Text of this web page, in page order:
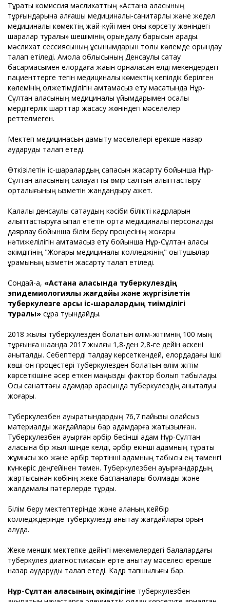
Тұрақты комиссия мәслихаттың «Астана қаласының
тұрғындарына алғашқы медициналық-санитарлық және жедел
медициналық көмектің жай-күйі мен оны көрсету жөніндегі
шаралар туралы» шешімінің орындалу барысын қарады.
мәслихат сессиясының ұсынымдарын толық көлемде орындау
талап етіледі. Ақмола облысының Денсаулық сақтау
басқармасымен елордаға жақын орналасқан елді мекендердегі
пациенттерге тегін медициналық көмектің кепілдік берілген
көлемінің қолжетімділігін қамтамасыз ету мақсатында Нұр-
Сұлтан қаласының медициналық ұйымдарымен қосалқы
мердігерлік шарттар жасасу жөніндегі мәселелер
реттелмеген.
Мектеп медицинасын дамыту мәселелері ерекше назар
аударуды талап етеді.
Өткізілетін іс-шаралардың сапасын жақсарту бойынша Нұр-
Сұлтан қаласының салауатты өмір салтын қалыптастыру
орталығының қызметін жандандыру қажет.
Қалалық денсаулық сақтаудың кәсіби білікті кадрларын
қалыптастыруға ықпал ететін орта медициналық персоналды
даярлау бойынша білім беру процесінің жоғары
нәтижелілігін қамтамасыз ету бойынша Нұр-Сұлтан қаласы
әкімдігінің "Жоғары медициналық колледжінің" оқытушылар
құрамының қызметін жақсарту талап етіледі.
Сондай-ақ, «Астана қаласында туберкулездің
эпидемиологиялық жағдайы және жүргізілетін
туберкулезге қарсы іс-шаралардың тиімділігі
туралы» сұрақ туындайды.
2018 жылы туберкулезден болатын өлім-жітімнің 100 мың
тұрғынға шаққанда 2017 жылғы 1,8-ден 2,8-ге дейін өскені
анықталды. Себептерді талдау көрсеткендей, елордадағы ішкі
көші-қон процестері туберкулезден болатын өлім-жітім
көрсеткішіне әсер еткен маңызды фактор болып табылады.
Осы санаттағы адамдар арасында туберкулездің анықталуы
жоғары.
Туберкулезбен ауыратындардың 76,7 пайызы қолайсыз
материалдық жағдайлары бар адамдарға жатқызылған.
Туберкулезбен ауырған әрбір бесінші адам Нұр-Сұлтан
қаласына бір жыл ішінде келді, әрбір екінші адамның тұрақты
жұмысы жоқ және әрбір төртінші адамның табысы ең төменгі
күнкөріс деңгейінен төмен. Туберкулезбен ауырғандардың
жартысынан көбінің жеке баспаналары болмады және
жалдамалы пәтерлерде тұрды.
Білім беру мектептерінде және қаланың кейбір
колледждерінде туберкулезді анықтау жағдайлары орын
алуда.
Жеке меншік мектепке дейінгі мекемелердегі балалардағы
туберкулез диагностикасын ерте анықтау мәселесі ерекше
назар аударуды талап етеді. Кадр тапшылығы бар.
Нұр-Сұлтан қаласының әкімдігіне туберкулезбен